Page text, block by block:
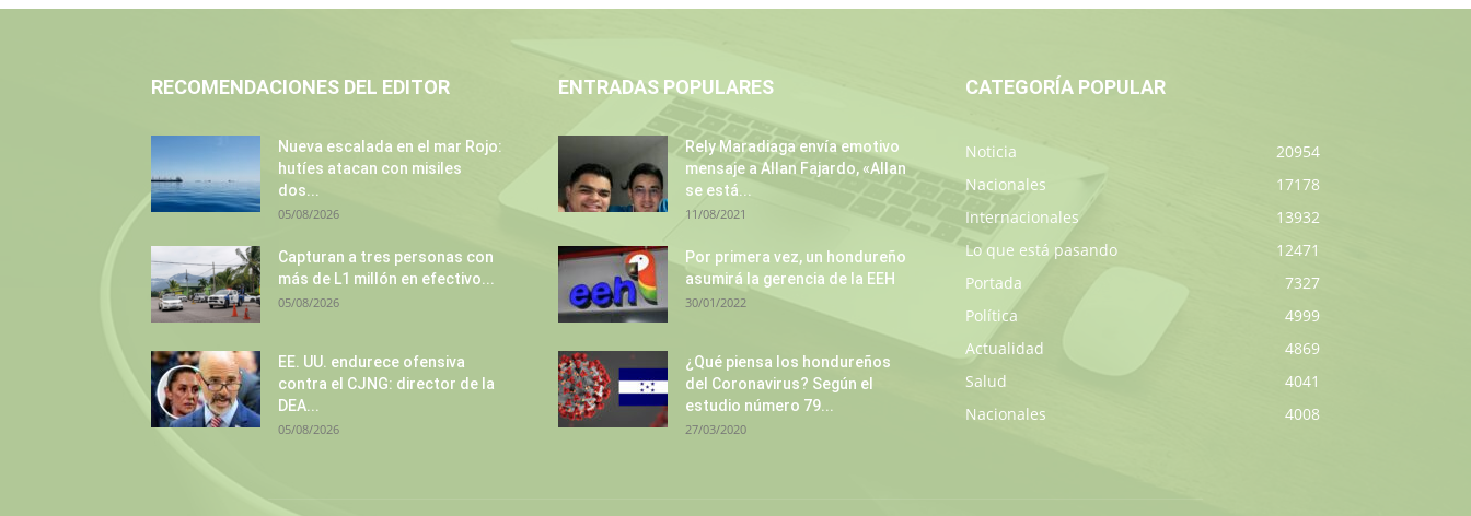
RECOMENDACIONES DEL EDITOR
Nueva escalada en el mar Rojo:
hutíes atacan con misiles
dos...
05/08/2026
Capturan a tres personas con
más de L1 millón en efectivo...
05/08/2026
EE. UU. endurece ofensiva
contra el CJNG: director de la
DEA...
05/08/2026
ENTRADAS POPULARES
Rely Maradiaga envía emotivo
mensaje a Allan Fajardo, «Allan
se está...
11/08/2021
Por primera vez, un hondureño
asumirá la gerencia de la EEH
30/01/2022
¿Qué piensa los hondureños
del Coronavirus? Según el
estudio número 79...
27/03/2020
CATEGORÍA POPULAR
Noticia
20954
Nacionales
17178
Internacionales
13932
Lo que está pasando
12471
Portada
7327
Política
4999
Actualidad
4869
Salud
4041
Nacionales
4008